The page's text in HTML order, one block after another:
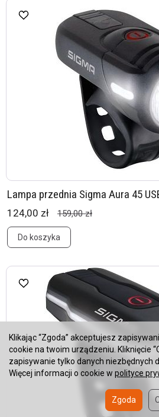
Lampa przednia Sigma Aura 45
124,00 zł 159,00 zł
Do koszyka
Klikając “Zgoda” akceptujesz
cookie na twoim urządzeniu. Kliknięcie
zapisywanie tylko danych niezbędnych
Więcej informacji o cookie w polityce
Zgoda